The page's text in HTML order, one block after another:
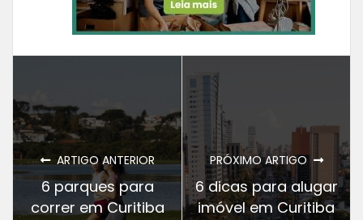
ARTIGO ANTERIOR
6 parques para
correr em Curitiba
PRÓXIMO ARTIGO
6 dicas para alugar
imóvel em Curitiba